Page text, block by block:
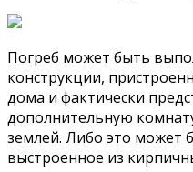
Погреб может быть
конструкции,
дома и фактически
дополнительную
землей. Либо это может
выстроенное из